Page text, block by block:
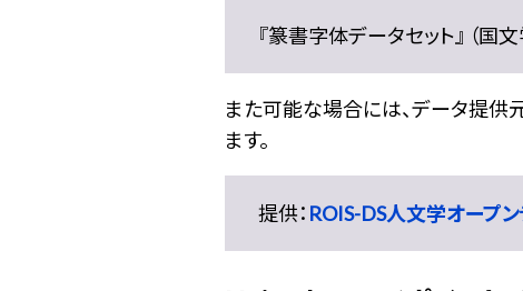
『篆書字体データセット』 （
また可能な場合には、データ提供
ます。
提供： ROIS-DS人文学オープ